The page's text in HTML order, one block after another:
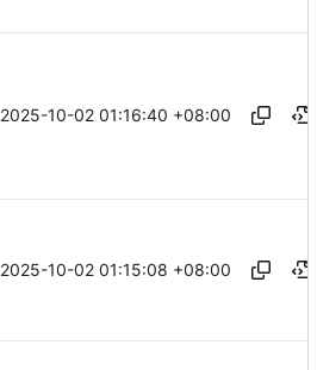
2025-10-02 01:16:40 +08:00
2025-10-02 01:15:08 +08:00